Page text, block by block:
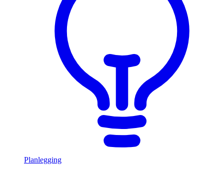
Planlegging